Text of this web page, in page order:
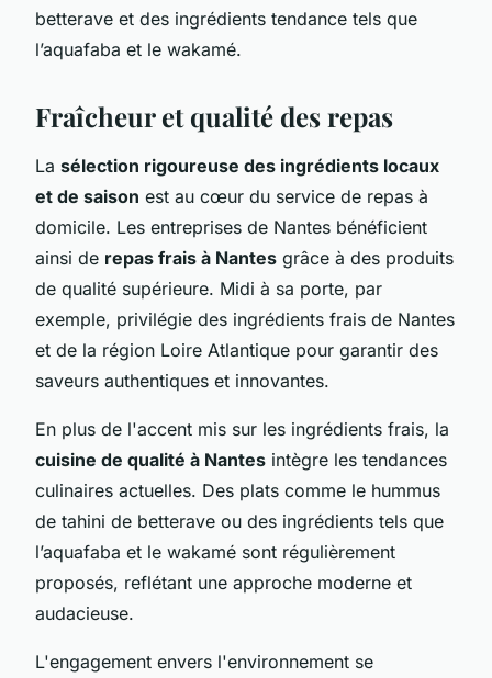
betterave et des ingrédients tendance tels que
l’aquafaba et le wakamé.
Fraîcheur et qualité des repas
La sélection rigoureuse des ingrédients locaux
et de saison est au cœur du service de repas à
domicile. Les entreprises de Nantes bénéficient
ainsi de repas frais à Nantes grâce à des produits
de qualité supérieure. Midi à sa porte, par
exemple, privilégie des ingrédients frais de Nantes
et de la région Loire Atlantique pour garantir des
saveurs authentiques et innovantes.
En plus de l'accent mis sur les ingrédients frais, la
cuisine de qualité à Nantes intègre les tendances
culinaires actuelles. Des plats comme le hummus
de tahini de betterave ou des ingrédients tels que
l’aquafaba et le wakamé sont régulièrement
proposés, reflétant une approche moderne et
audacieuse.
L'engagement envers l'environnement se